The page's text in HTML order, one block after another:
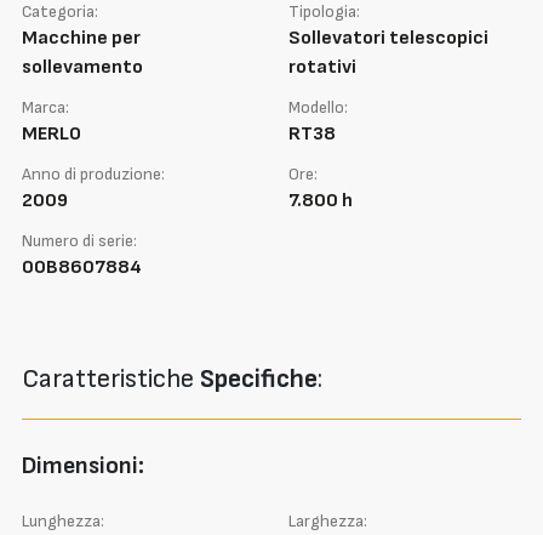
Categoria:
Macchine per
sollevamento
Tipologia:
Sollevatori telescopici
rotativi
Marca:
MERLO
Modello:
RT38
Anno di produzione:
2009
Ore:
7.800 h
Numero di serie:
00B8607884
Caratteristiche Specifiche:
Dimensioni:
Lunghezza: Larghezza: